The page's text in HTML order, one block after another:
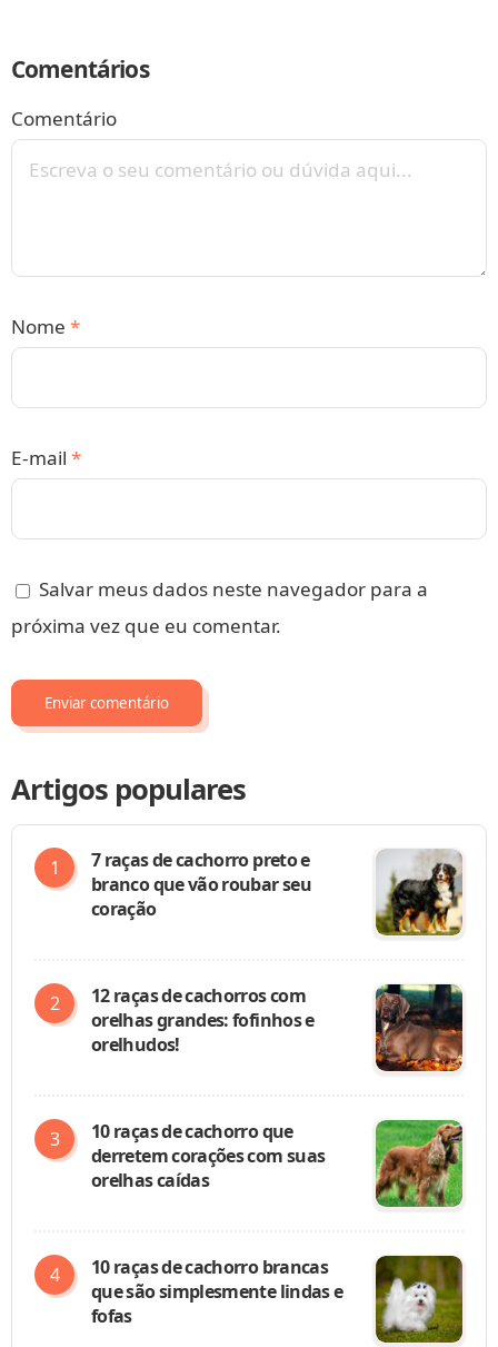
Comentários
Comentário
Nome *
E-mail *
Salvar meus dados neste navegador para a
próxima vez que eu comentar.
Artigos populares
7 raças de cachorro preto e
branco que vão roubar seu
coração
12 raças de cachorros com
orelhas grandes: fofinhos e
orelhudos!
10 raças de cachorro que
derretem corações com suas
orelhas caídas
10 raças de cachorro brancas
que são simplesmente lindas e
fofas